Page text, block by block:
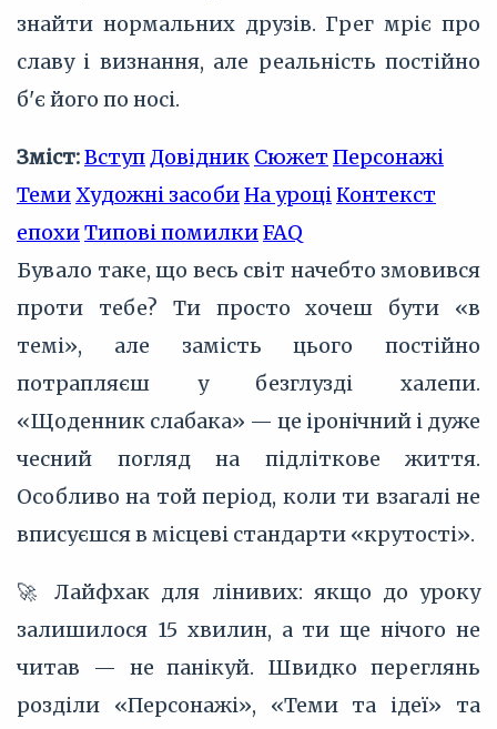
знайти нормальних друзів. Грег мріє про
славу і визнання, але реальність постійно
б'є його по носі.
Зміст:ВступДовідник Сюжет Персонажі
ТемиХудожні засобиНа уроці Контекст
епохиТипові помилкиFAQ
Бувало таке, що весь світ начебто змовився
проти тебе? Ти просто хочеш бути «в
темі», але замість цього постійно
потрапляєш у безглузді халепи.
«Щоденник слабака» — це іронічний і дуже
чесний погляд на підліткове життя.
Особливо на той період, коли ти взагалі не
вписуєшся в місцеві стандарти «крутості».
🚀 Лайфхак для лінивих: якщо до уроку
залишилося 15 хвилин, а ти ще нічого не
читав — не панікуй. Швидко переглянь
розділи «Персонажі», «Теми та ідеї» та